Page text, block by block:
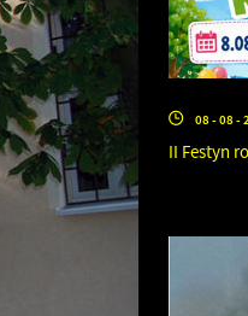
08 - 08 -
II Festyn